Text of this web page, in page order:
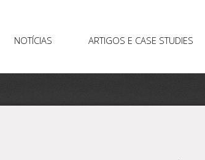
NOTÍCIAS ARTIGOS E CASE STUDIES